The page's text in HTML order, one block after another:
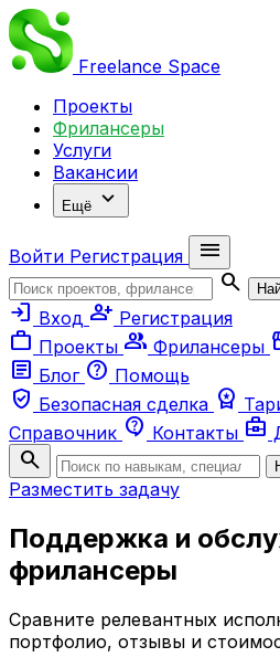
Freelance Space
Проекты
Фрилансеры
Услуги
Вакансии
Ещё expand_more
Войти Регистрация
menu
search
login Вход person_add Регистрация
work Проекты group Фрилансеры
article Блог help Помощь
verified_user Безопасная сделка workspace_premium
Справочник contact_support Контакты business_center
search
Разместить задачу
Поддержка и
фрилансеры
Сравните релевантных
портфолио, отзывы и